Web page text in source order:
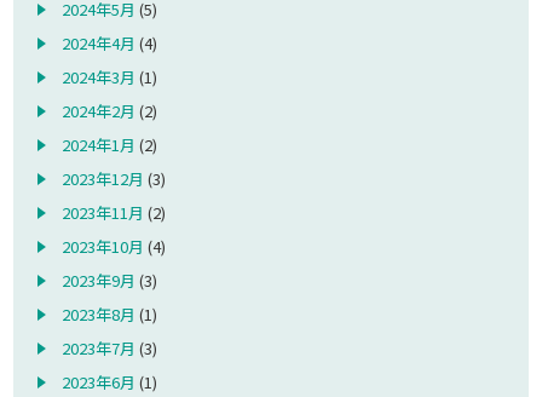
2024年5月 (5)
2024年4月 (4)
2024年3月 (1)
2024年2月 (2)
2024年1月 (2)
2023年12月 (3)
2023年11月 (2)
2023年10月 (4)
2023年9月 (3)
2023年8月 (1)
2023年7月 (3)
2023年6月 (1)